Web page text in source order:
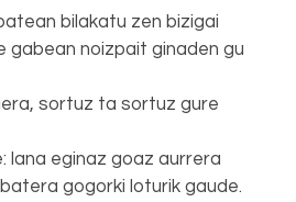
bilakatu zen bizigai
gabean noizpait ginaden gu
sortuz ta sortuz gure
lana eginaz goaz aurrera
gogorki loturik gaude.